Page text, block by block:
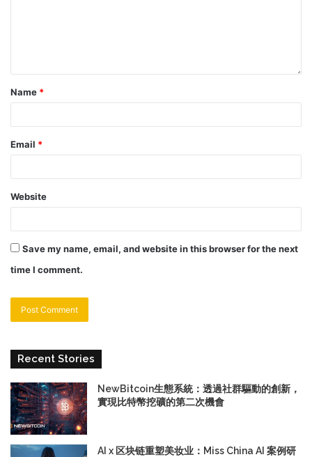
Name *
Email *
Website
Save my name, email, and website in this browser for the next
time I comment.
Recent Stories
NewBitcoin生態系統：透過社群驅動的創新，
實現比特幣挖礦的第二次機會
AI x 区块链重塑美妆业：Miss China AI 案例研